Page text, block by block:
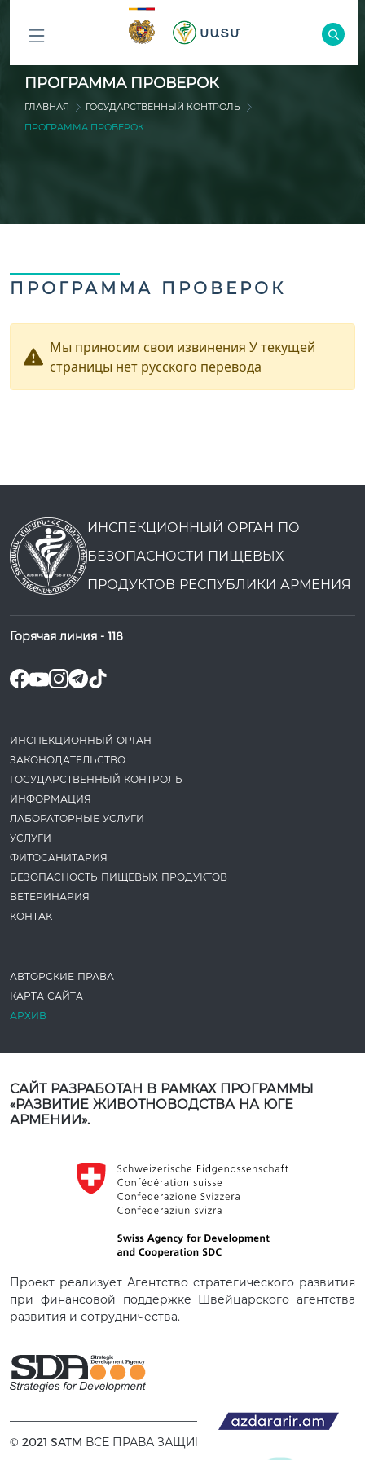
ԲՈԼՈՐ
ԲԱԺԻՆՆԵՐԸ
ПРОГРАММА ПРОВЕРОК
ГЛАВНАЯ
ГОСУДАРСТВЕННЫЙ КОНТРОЛЬ
ПРОГРАММА ПРОВЕРОК
ПРОГРАММА ПРОВЕРОК
Мы приносим свои извинения У текущей
страницы нет русского перевода
ИНСПЕКЦИОННЫЙ ОРГАН ПО
БЕЗОПАСНОСТИ ПИЩЕВЫХ
ПРОДУКТОВ РЕСПУБЛИКИ АРМЕНИЯ
Горячая линия - 118
ИНСПЕКЦИОННЫЙ ОРГАН
ЗАКОНОДАТЕ­ЛЬСТВО
ГОСУДАРСТВЕННЫЙ КОНТРОЛЬ
ИНФОРМАЦИЯ
ЛАБОРАТОРНЫЕ УСЛУГИ
УСЛУГИ
ФИТОСАНИТАРИЯ
БЕЗОПАСНОСТЬ ПИЩЕВЫХ ПРОДУКТОВ
ВЕТЕРИНАРИЯ
КОНТАКТ
АВТОРСКИЕ ПРАВА
КАРТА САЙТА
АРХИВ
САЙТ РАЗРАБОТАН В РАМКАХ ПРОГРАММЫ
«РАЗВИТИЕ ЖИВОТНОВОДСТВА НА ЮГЕ
АРМЕНИИ».
Проект реализует Агентство стратегического развития
при финансовой поддержке Швейцарского агентства
развития и сотрудничества.
© 2021 SATM ВСЕ ПРАВА ЗАЩИЩЕНЫ.